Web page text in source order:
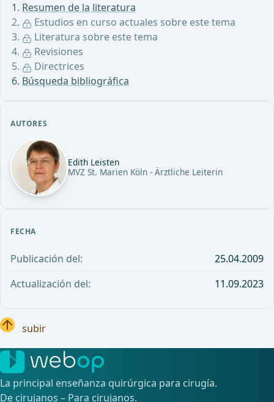
Resumen de la literatura
Estudios en curso actuales sobre este tema
Literatura sobre este tema
Revisiones
Directrices
Búsqueda bibliográfica
AUTORES
Edith Leisten
MVZ St. Marien Köln - Ärztliche Leiterin
FECHA
Publicación del:
25.04.2009
Actualización del:
11.09.2023
subir
La principal enseñanza quirúrgica para cirugía.
De cirujanos – Para cirujanos.